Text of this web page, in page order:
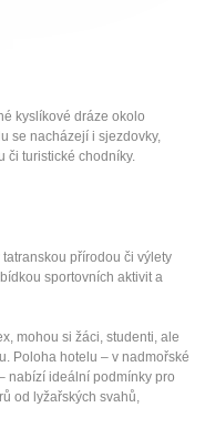
kyslíkové dráze okolo
se nacházejí i sjezdovky,
či turistické chodníky.
přírodou či výlety
sportovních aktivit a
mohou si žáci, studenti, ale
Poloha hotelu – v nadmořské
nabízí ideální podmínky pro
od lyžařských svahů,